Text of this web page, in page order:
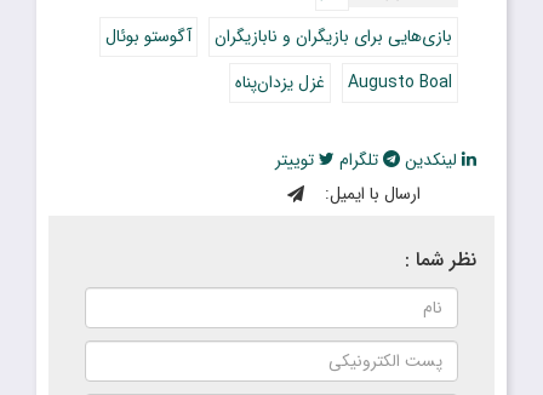
بازی‌هایی برای بازیگران و نابازیگران
آگوستو بوئال
Augusto Boal
غزل یزدان‌پناه
لینکدین تلگرام
توییتر
ارسال با ایمیل:
نظر شما :